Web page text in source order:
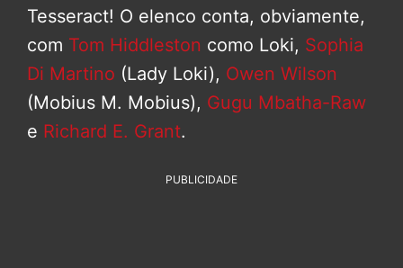
Tesseract! O elenco conta, obviamente,
com Tom Hiddleston como Loki, Sophia
Di Martino (Lady Loki), Owen Wilson
(Mobius M. Mobius), Gugu Mbatha-Raw
e Richard E. Grant.
PUBLICIDADE